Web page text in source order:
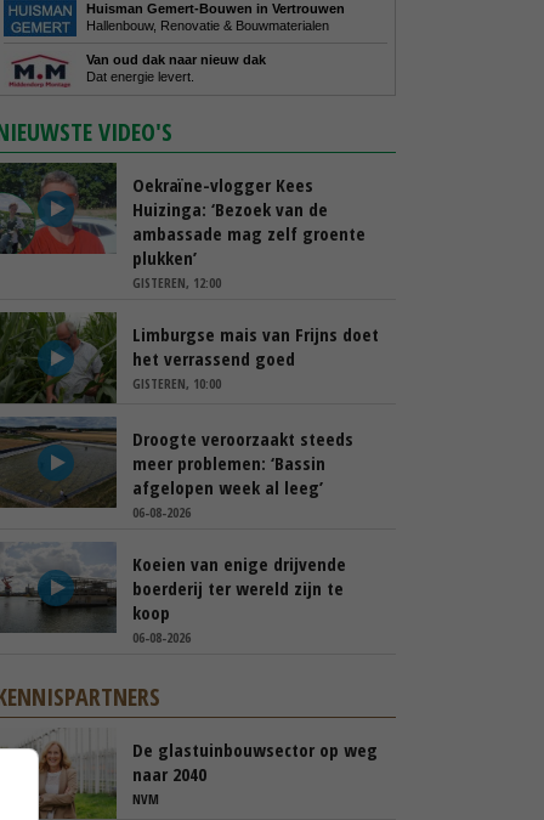
Huisman Gemert-Bouwen in Vertrouwen
Hallenbouw, Renovatie & Bouwmaterialen
Van oud dak naar nieuw dak
Dat energie levert.
VIDEO'S
Oekraïne-vlogger Kees
Huizinga: ‘Bezoek van de
ambassade mag zelf groente
plukken’
GISTEREN, 12:00
Limburgse mais van Frijns doet
het verrassend goed
GISTEREN, 10:00
Droogte veroorzaakt steeds
meer problemen: ‘Bassin
afgelopen week al leeg’
06-08-2026
Koeien van enige drijvende
boerderij ter wereld zijn te
koop
06-08-2026
De glastuinbouwsector op weg
naar 2040
NVM